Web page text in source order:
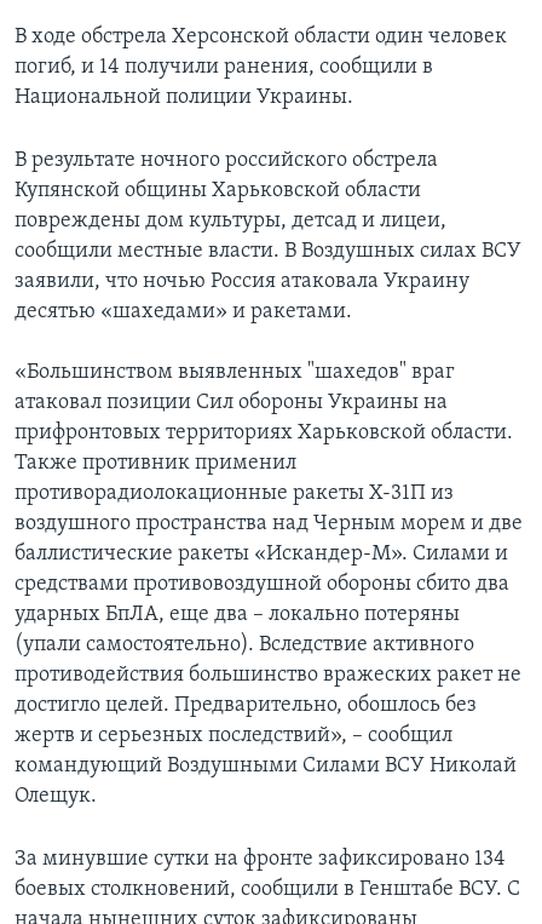
В ходе обстрела Херсонской области один человек
погиб, и 14 получили ранения, сообщили в
Национальной полиции Украины.
В результате ночного российского обстрела
Купянской общины Харьковской области
повреждены дом культуры, детсад и лицеи,
сообщили местные власти. В Воздушных силах ВСУ
заявили, что ночью Россия атаковала Украину
десятью «шахедами» и ракетами.
«Большинством выявленных "шахедов" враг
атаковал позиции Сил обороны Украины на
прифронтовых территориях Харьковской области.
Также противник применил
противорадиолокационные ракеты Х-31П из
воздушного пространства над Черным морем и две
баллистические ракеты «Искандер-М». Силами и
средствами противовоздушной обороны сбито два
ударных БпЛА, еще два – локально потеряны
(упали самостоятельно). Вследствие активного
противодействия большинство вражеских ракет не
достигло целей. Предварительно, обошлось без
жертв и серьезных последствий», – сообщил
командующий Воздушными Силами ВСУ Николай
Олещук.
За минувшие сутки на фронте зафиксировано 134
боевых столкновений, сообщили в Генштабе ВСУ. С